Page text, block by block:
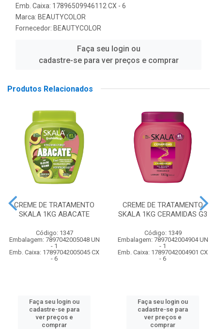
Emb. Caixa: 17896509946112 CX - 6
Marca: BEAUTYCOLOR
Fornecedor: BEAUTYCOLOR
Faça seu login ou
cadastre-se para ver preços e comprar
Produtos Relacionados
CREME DE TRATAMENTO
SKALA 1KG ABACATE
Código: 1347
Embalagem: 7897042005048 UN
- 1
Emb. Caixa: 17897042005045 CX
- 6
Faça seu login ou
cadastre-se para
ver preços e
comprar
CREME DE TRATAMENTO
SKALA 1KG CERAMIDAS G3
Código: 1349
Embalagem: 7897042004904 UN
- 1
Emb. Caixa: 17897042004901 CX
- 6
Faça seu login ou
cadastre-se para
ver preços e
comprar